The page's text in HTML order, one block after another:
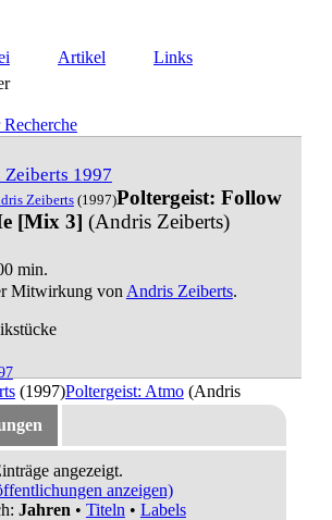
Artikel Links
Zeiberts 1997
Zeiberts(1997)Poltergeist: Follow
[Mix 3] (Andris Zeiberts)
min.
Mitwirkung von Andris Zeiberts.
(1997)Poltergeist: Atmo (Andris
angezeigt.
anzeigen)
Jahren • Titeln • Labels